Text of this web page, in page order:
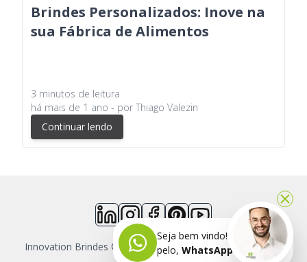
Brindes Personalizados: Inove na
sua Fábrica de Alimentos
3 minutos de leitura
há mais de 1 ano - por Thiago Valezin
Continuar lendo
Innovation Brindes © 2026- Todos os direitos reservados
Seja bem vindo! Fala comigo
pelo, WhatsApp agora.